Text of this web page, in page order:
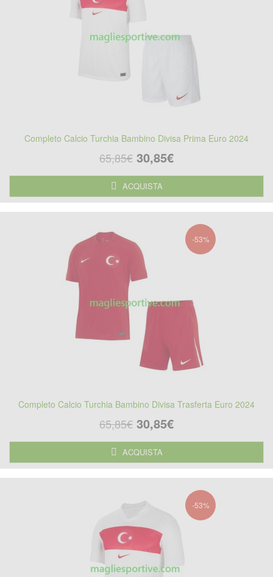
Completo Calcio Turchia Bambino Divisa Prima Euro 2024
65,85€ 30,85€
ACQUISTA
-53%
Completo Calcio Turchia Bambino Divisa Trasferta Euro 2024
65,85€ 30,85€
ACQUISTA
-53%